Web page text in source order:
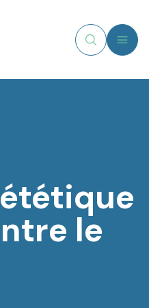
Recherche
MENU
le